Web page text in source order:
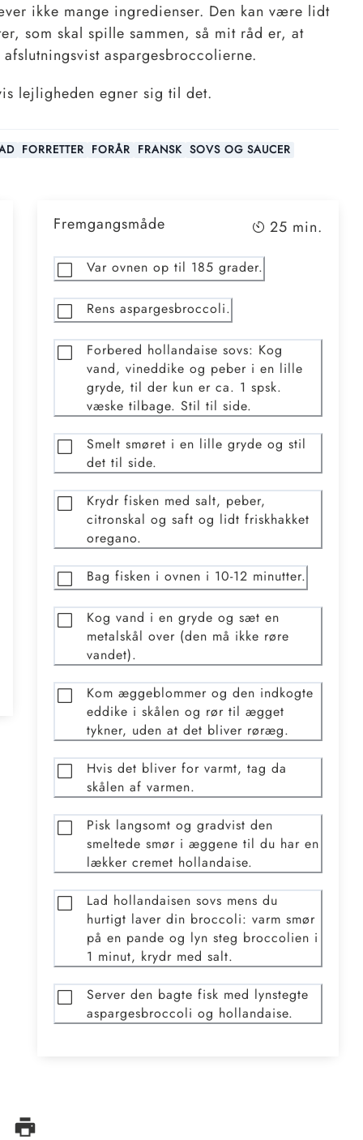
ikke mange ingredienser. Den kan være lidt
som skal spille sammen, så mit råd er, at
aspargesbroccolierne.
lejligheden egner sig til det.
FORRETTER FORÅR FRANSK SOVS OG SAUCER
Fremgangsmåde 25 min.
Var ovnen op til 185 grader.
Rens aspargesbroccoli.
Forbered hollandaise sovs: Kog
vand, vineddike og peber i en lille
gryde, til der kun er ca. 1 spsk.
væske tilbage. Stil til side.
Smelt smøret i en lille gryde og stil
det til side.
Krydr fisken med salt, peber,
citronskal og saft og lidt friskhakket
oregano.
Bag fisken i ovnen i 10-12 minutter.
Kog vand i en gryde og sæt en
metalskål over (den må ikke røre
vandet).
Kom æggeblommer og den indkogte
eddike i skålen og rør til ægget
tykner, uden at det bliver røræg.
Hvis det bliver for varmt, tag da
skålen af varmen.
Pisk langsomt og gradvist den
smeltede smør i æggene til du har en
lækker cremet hollandaise.
Lad hollandaisen sovs mens du
hurtigt laver din broccoli: varm smør
på en pande og lyn steg broccolien i
1 minut, krydr med salt.
Server den bagte fisk med lynstegte
aspargesbroccoli og hollandaise.